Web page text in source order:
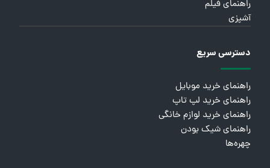
راهنمای فیلم
آشپزی
دسترسی سریع
راهنمای خرید موبایل
راهنمای خرید لپ تاپ
راهنمای خرید لوازم خانگی
راهنمای شیک بودن
چهره‌ها